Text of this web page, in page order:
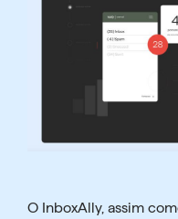
O InboxAlly, assim